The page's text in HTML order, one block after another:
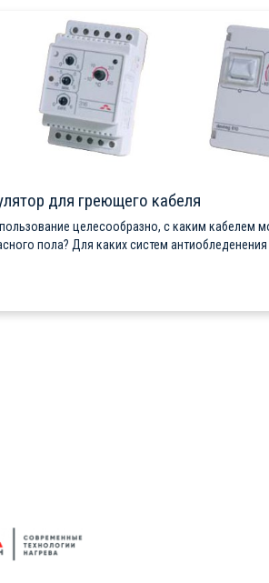
для греющего кабеля
целесообразно, с каким кабелем
пола? Для каких систем антиобледенения